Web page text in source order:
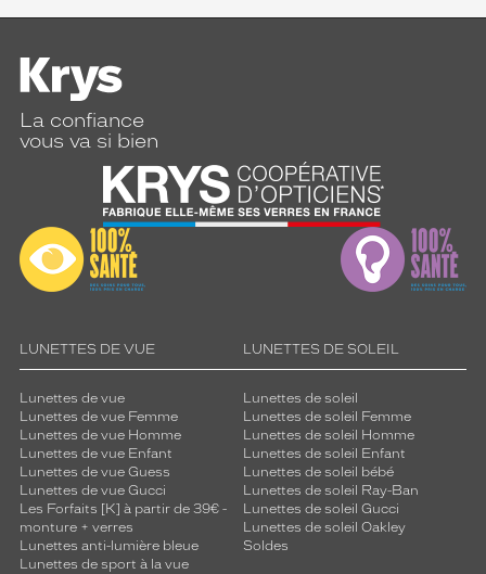
La confiance
vous va si bien
LUNETTES DE VUE
Lunettes de vue
Lunettes de vue Femme
Lunettes de vue Homme
Lunettes de vue Enfant
Lunettes de vue Guess
Lunettes de vue Gucci
Les Forfaits [K] à partir de 39€ -
monture + verres
Lunettes anti-lumière bleue
Lunettes de sport à la vue
LUNETTES DE SOLEIL
Lunettes de soleil
Lunettes de soleil Femme
Lunettes de soleil Homme
Lunettes de soleil Enfant
Lunettes de soleil bébé
Lunettes de soleil Ray-Ban
Lunettes de soleil Gucci
Lunettes de soleil Oakley
Soldes